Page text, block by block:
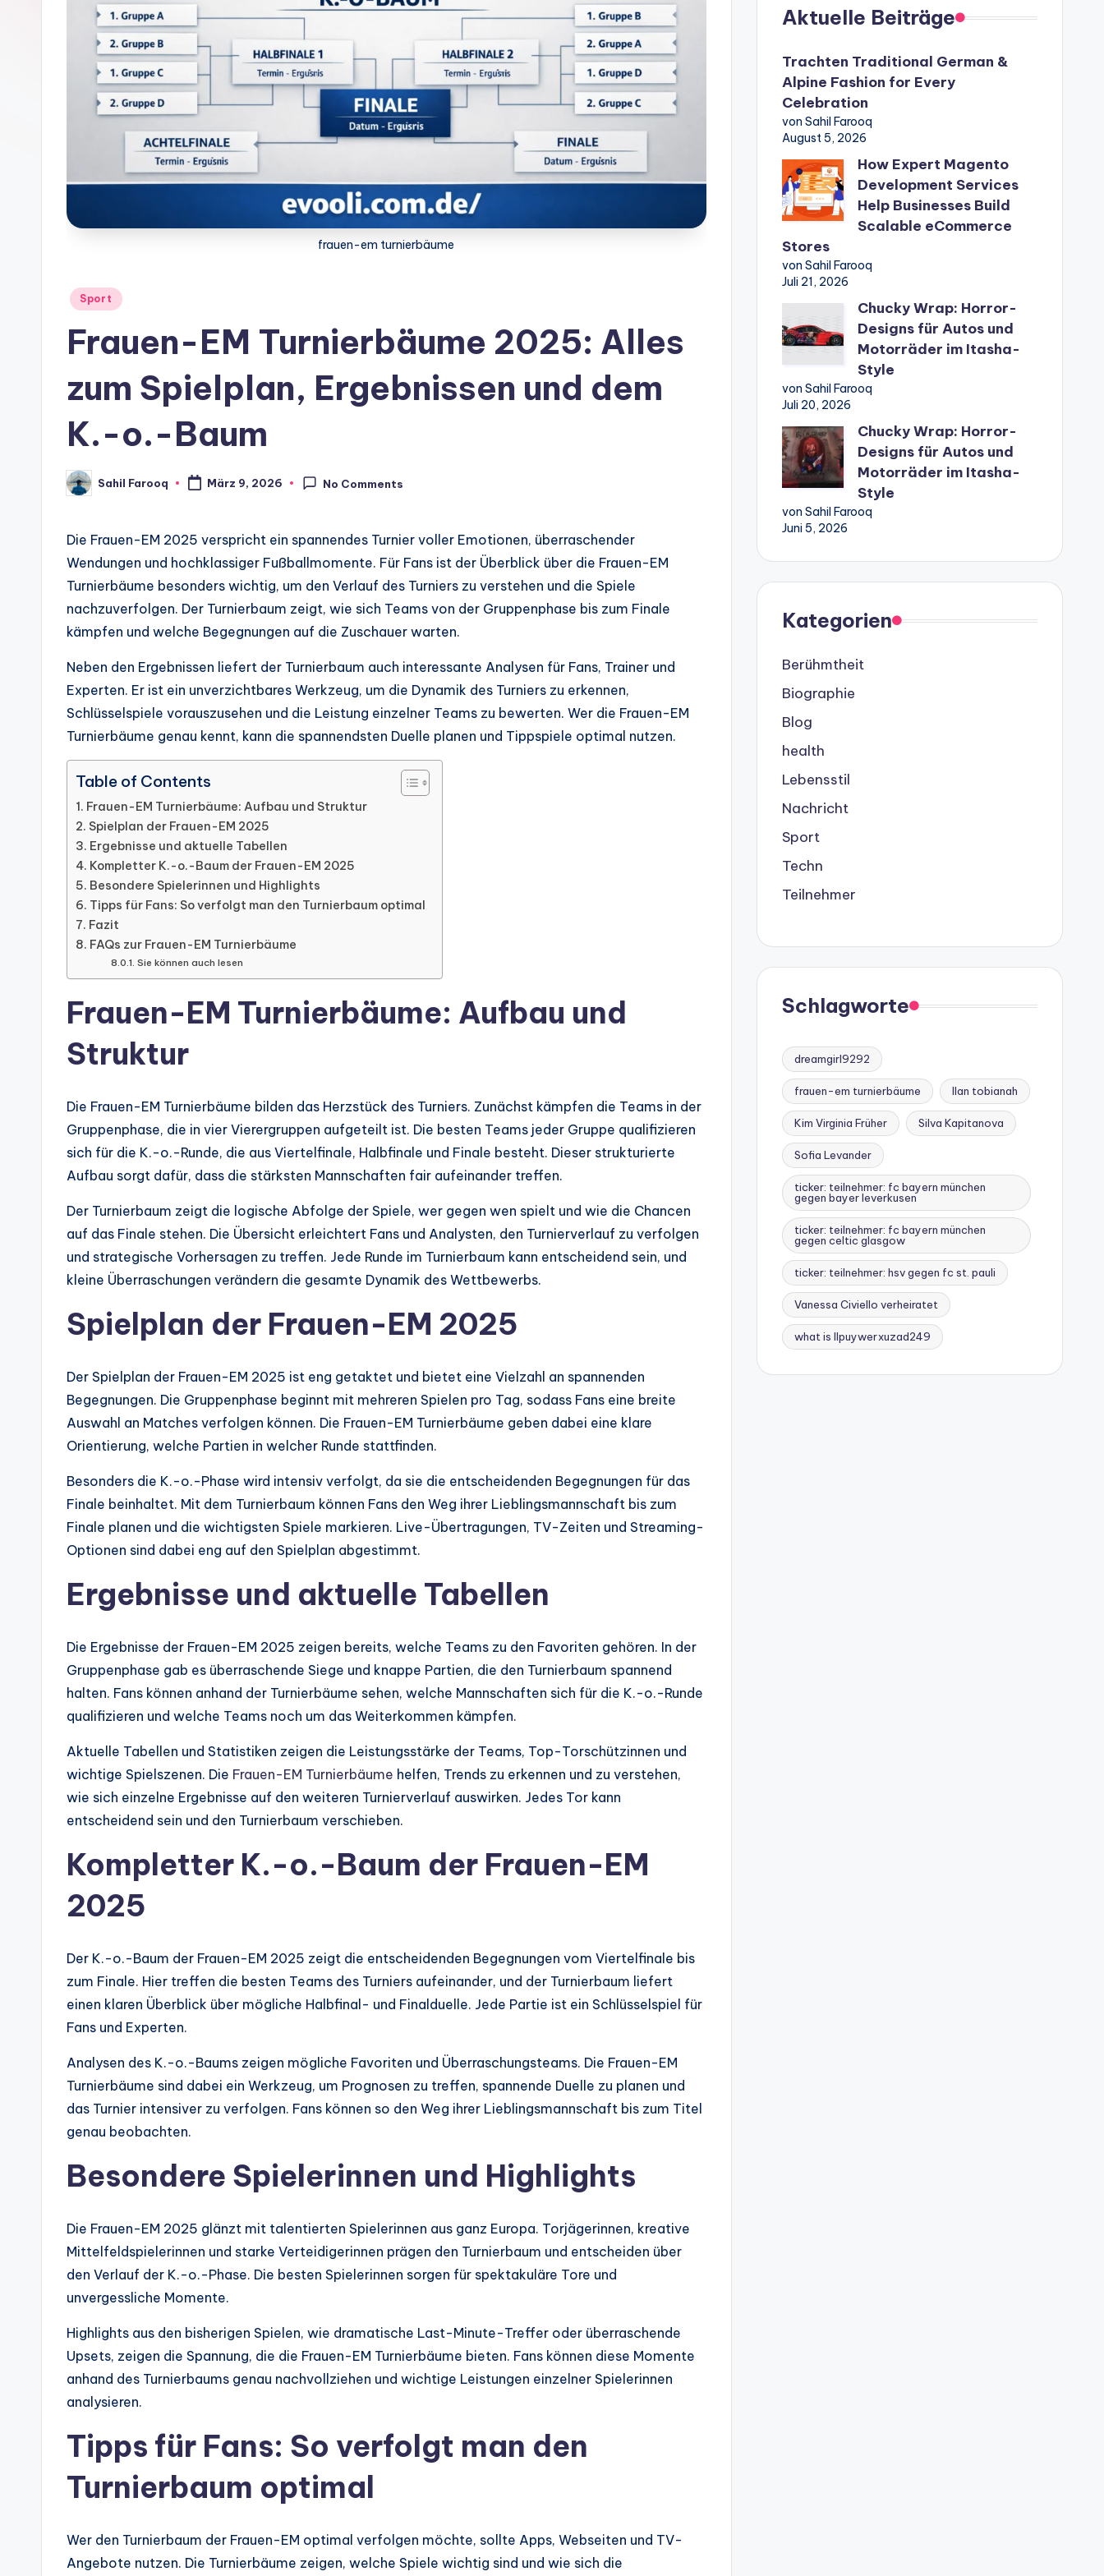
frauen-em turnierbäume
Posted
Sport
Frauen-EM Turnierbäume 2025: Alles
zum Spielplan, Ergebnissen und dem
K.-o.-Baum
Posted
by
Sahil Farooq März 9, 2026 No Comments
Die Frauen-EM 2025 verspricht ein spannendes Turnier voller Emotionen, überraschender
Wendungen und hochklassiger Fußballmomente. Für Fans ist der Überblick über die Frauen-EM
Turnierbäume besonders wichtig, um den Verlauf des Turniers zu verstehen und die Spiele
nachzuverfolgen. Der Turnierbaum zeigt, wie sich Teams von der Gruppenphase bis zum Finale
kämpfen und welche Begegnungen auf die Zuschauer warten.
Neben den Ergebnissen liefert der Turnierbaum auch interessante Analysen für Fans, Trainer und
Experten. Er ist ein unverzichtbares Werkzeug, um die Dynamik des Turniers zu erkennen,
Schlüsselspiele vorauszusehen und die Leistung einzelner Teams zu bewerten. Wer die Frauen-EM
Turnierbäume genau kennt, kann die spannendsten Duelle planen und Tippspiele optimal nutzen.
Table of Contents
Frauen-EM Turnierbäume: Aufbau und Struktur
Spielplan der Frauen-EM 2025
Ergebnisse und aktuelle Tabellen
Kompletter K.-o.-Baum der Frauen-EM 2025
Besondere Spielerinnen und Highlights
Tipps für Fans: So verfolgt man den Turnierbaum optimal
Fazit
FAQs zur Frauen-EM Turnierbäume
Sie können auch lesen
Frauen-EM Turnierbäume: Aufbau und
Struktur
Die Frauen-EM Turnierbäume bilden das Herzstück des Turniers. Zunächst kämpfen die Teams in der
Gruppenphase, die in vier Vierergruppen aufgeteilt ist. Die besten Teams jeder Gruppe qualifizieren
sich für die K.-o.-Runde, die aus Viertelfinale, Halbfinale und Finale besteht. Dieser strukturierte
Aufbau sorgt dafür, dass die stärksten Mannschaften fair aufeinander treffen.
Der Turnierbaum zeigt die logische Abfolge der Spiele, wer gegen wen spielt und wie die Chancen
auf das Finale stehen. Die Übersicht erleichtert Fans und Analysten, den Turnierverlauf zu verfolgen
und strategische Vorhersagen zu treffen. Jede Runde im Turnierbaum kann entscheidend sein, und
kleine Überraschungen verändern die gesamte Dynamik des Wettbewerbs.
Spielplan der Frauen-EM 2025
Der Spielplan der Frauen-EM 2025 ist eng getaktet und bietet eine Vielzahl an spannenden
Begegnungen. Die Gruppenphase beginnt mit mehreren Spielen pro Tag, sodass Fans eine breite
Auswahl an Matches verfolgen können. Die Frauen-EM Turnierbäume geben dabei eine klare
Orientierung, welche Partien in welcher Runde stattfinden.
Besonders die K.-o.-Phase wird intensiv verfolgt, da sie die entscheidenden Begegnungen für das
Finale beinhaltet. Mit dem Turnierbaum können Fans den Weg ihrer Lieblingsmannschaft bis zum
Finale planen und die wichtigsten Spiele markieren. Live-Übertragungen, TV-Zeiten und Streaming-
Optionen sind dabei eng auf den Spielplan abgestimmt.
Ergebnisse und aktuelle Tabellen
Die Ergebnisse der Frauen-EM 2025 zeigen bereits, welche Teams zu den Favoriten gehören. In der
Gruppenphase gab es überraschende Siege und knappe Partien, die den Turnierbaum spannend
halten. Fans können anhand der Turnierbäume sehen, welche Mannschaften sich für die K.-o.-Runde
qualifizieren und welche Teams noch um das Weiterkommen kämpfen.
Aktuelle Tabellen und Statistiken zeigen die Leistungsstärke der Teams, Top-Torschützinnen und
wichtige Spielszenen. Die Frauen-EM Turnierbäume helfen, Trends zu erkennen und zu verstehen,
wie sich einzelne Ergebnisse auf den weiteren Turnierverlauf auswirken. Jedes Tor kann
entscheidend sein und den Turnierbaum verschieben.
Kompletter K.-o.-Baum der Frauen-EM
2025
Der K.-o.-Baum der Frauen-EM 2025 zeigt die entscheidenden Begegnungen vom Viertelfinale bis
zum Finale. Hier treffen die besten Teams des Turniers aufeinander, und der Turnierbaum liefert
einen klaren Überblick über mögliche Halbfinal- und Finalduelle. Jede Partie ist ein Schlüsselspiel für
Fans und Experten.
Analysen des K.-o.-Baums zeigen mögliche Favoriten und Überraschungsteams. Die Frauen-EM
Turnierbäume sind dabei ein Werkzeug, um Prognosen zu treffen, spannende Duelle zu planen und
das Turnier intensiver zu verfolgen. Fans können so den Weg ihrer Lieblingsmannschaft bis zum Titel
genau beobachten.
Besondere Spielerinnen und Highlights
Die Frauen-EM 2025 glänzt mit talentierten Spielerinnen aus ganz Europa. Torjägerinnen, kreative
Mittelfeldspielerinnen und starke Verteidigerinnen prägen den Turnierbaum und entscheiden über
den Verlauf der K.-o.-Phase. Die besten Spielerinnen sorgen für spektakuläre Tore und
unvergessliche Momente.
Highlights aus den bisherigen Spielen, wie dramatische Last-Minute-Treffer oder überraschende
Upsets, zeigen die Spannung, die die Frauen-EM Turnierbäume bieten. Fans können diese Momente
anhand des Turnierbaums genau nachvollziehen und wichtige Leistungen einzelner Spielerinnen
analysieren.
Tipps für Fans: So verfolgt man den
Turnierbaum optimal
Wer den Turnierbaum der Frauen-EM optimal verfolgen möchte, sollte Apps, Webseiten und TV-
Angebote nutzen. Die Turnierbäume zeigen, welche Spiele wichtig sind und wie sich die
Aktuelle Beiträge
Trachten Traditional German &
Alpine Fashion for Every
Celebration
von Sahil Farooq
August 5, 2026
How Expert Magento
Development Services
Help Businesses Build
Scalable eCommerce
Stores
von Sahil Farooq
Juli 21, 2026
Chucky Wrap: Horror-
Designs für Autos und
Motorräder im Itasha-
Style
von Sahil Farooq
Juli 20, 2026
Chucky Wrap: Horror-
Designs für Autos und
Motorräder im Itasha-
Style
von Sahil Farooq
Juni 5, 2026
Kategorien
Berühmtheit
Biographie
Blog
health
Lebensstil
Nachricht
Sport
Techn
Teilnehmer
Schlagworte
dreamgirl9292
frauen-em turnierbäume Ilan tobianah
Kim Virginia Früher Silva Kapitanova
Sofia Levander
ticker: teilnehmer: fc bayern münchen
gegen bayer leverkusen
ticker: teilnehmer: fc bayern münchen
gegen celtic glasgow
ticker: teilnehmer: hsv gegen fc st. pauli
Vanessa Civiello verheiratet
what is llpuywerxuzad249